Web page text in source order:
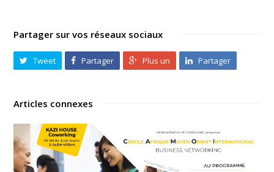
Partager sur vos réseaux sociaux
Tweet Partager Plus un Partager
Articles connexes